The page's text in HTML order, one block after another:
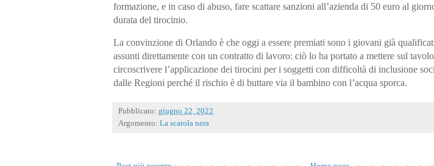
formazione, e in caso di abuso, fare scattare sanzioni all’azienda di 50 euro al
durata del tirocinio.
La convinzione di Orlando è che oggi a essere premiati sono i giovani già
assunti direttamente con un contratto di lavoro: ciò lo ha portato a mettere sul
circoscrivere l’applicazione dei tirocini per i soggetti con difficoltà di inclusione
dalle Regioni perché il rischio è di buttare via il bambino con l’acqua sporca.
Pubblicato: giugno 22, 2022
Argomento: La scatola nera